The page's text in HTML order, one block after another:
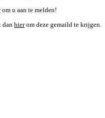
om u aan te melden!
dan hierom deze gemaild te krijgen.